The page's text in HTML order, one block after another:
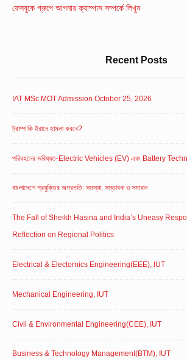
Area
ফেসবুকে গ্রুপে আপনার ক্যাম্পাস সম্পর্কে লিখুন
Recent Posts
IAT MSc MOT Admission October 25, 2026
ট্রাম্প কি ইরানে হামলা করবে?
পরিবহনের ভবিষ্যত-Electric Vehicles (EV) এবং Battery
বাংলাদেশে প্রযুক্তির অগ্রগতি: সমস্যা, সম্ভাবনা ও সমাধান
The Fall of Sheikh Hasina and India’s Uneasy
Reflection on Regional Politics
Electrical & Electornics Engineering(EEE), IUT
Mechanical Engineering, IUT
Civil & Environmental Engineering(CEE), IUT
Business & Technology Management(BTM), IUT